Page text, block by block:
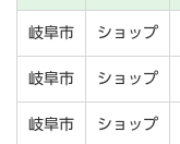
岐阜市 ショップ
岐阜市 ショップ
岐阜市 ショップ